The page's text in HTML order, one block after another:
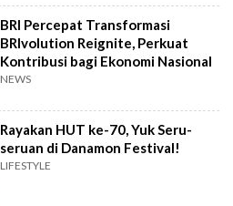
BRI Percepat Transformasi
BRIvolution Reignite, Perkuat
Kontribusi bagi Ekonomi Nasional
NEWS
Rayakan HUT ke-70, Yuk Seru-
seruan di Danamon Festival!
LIFESTYLE